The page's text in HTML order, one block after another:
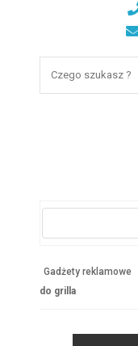
Gadżety reklamowe
do grilla